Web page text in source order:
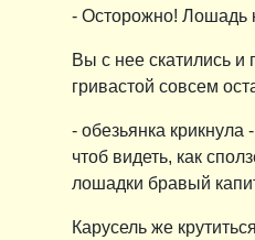
- Осторожно! Лошадь
Вы с нее скатились
гривастой совсем
- обезьянка крикнула
чтоб видеть, как
лошадки бравый
Карусель же